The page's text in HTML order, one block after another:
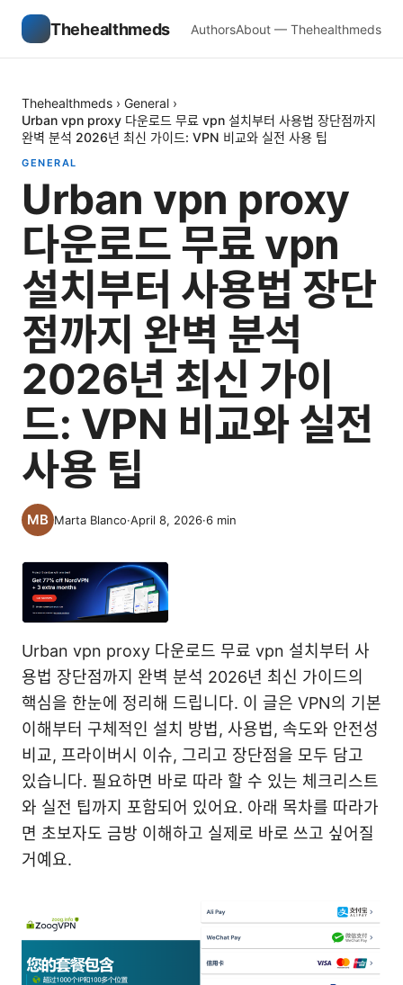
Thehealthmeds AuthorsAbout — Thehealthmeds
Thehealthmeds › General ›
Urban vpn proxy 다운로드 무료 vpn 설치부터 사용법 장단점까지
완벽 분석 2026년 최신 가이드: VPN 비교와 실전 사용 팁
GENERAL
Urban vpn proxy
다운로드 무료 vpn
설치부터 사용법 장단
점까지 완벽 분석
2026년 최신 가이
드: VPN 비교와 실전
사용 팁
Marta Blanco·April 8, 2026·6 min
Urban vpn proxy 다운로드 무료 vpn 설치부터 사
용법 장단점까지 완벽 분석 2026년 최신 가이드의
핵심을 한눈에 정리해 드립니다. 이 글은 VPN의 기본
이해부터 구체적인 설치 방법, 사용법, 속도와 안전성
비교, 프라이버시 이슈, 그리고 장단점을 모두 담고
있습니다. 필요하면 바로 따라 할 수 있는 체크리스트
와 실전 팁까지 포함되어 있어요. 아래 목차를 따라가
면 초보자도 금방 이해하고 실제로 바로 쓰고 싶어질
거예요.